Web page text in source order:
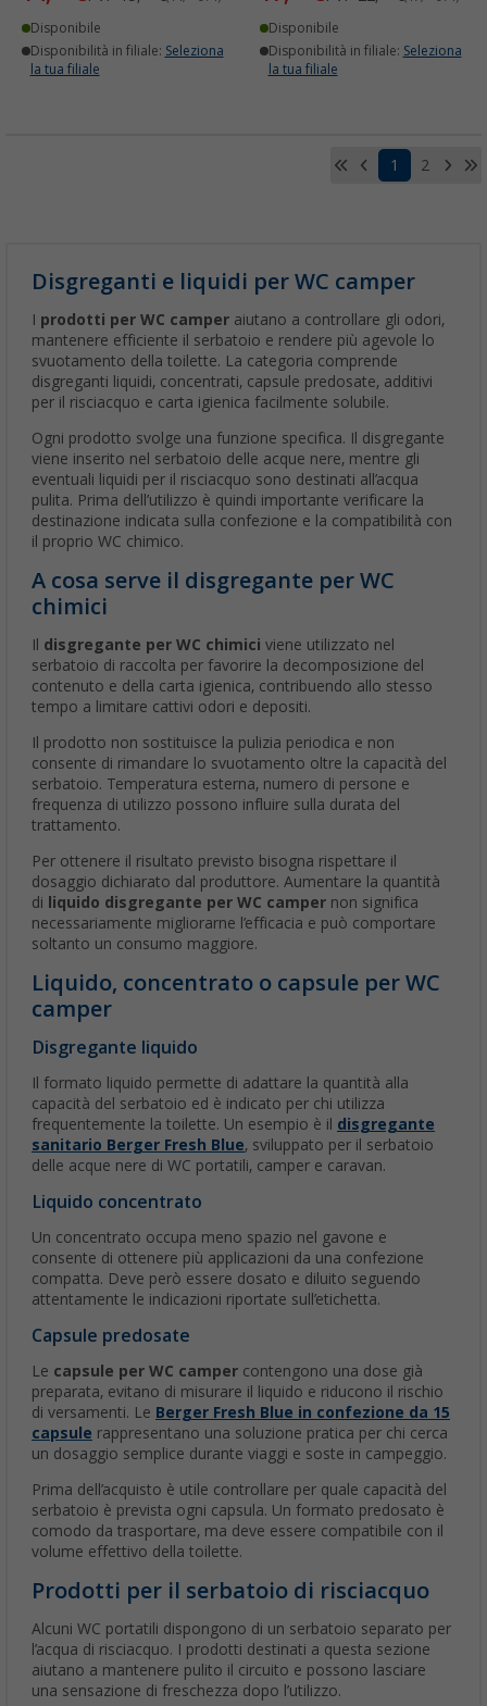
Disponibile
Disponibilità in filiale: Seleziona
la tua filiale
Disponibile
Disponibilità in filiale: Seleziona
la tua filiale
1 2
Disgreganti e liquidi per WC camper
I prodotti per WC camper aiutano a controllare gli odori,
mantenere efficiente il serbatoio e rendere più agevole lo
svuotamento della toilette. La categoria comprende
disgreganti liquidi, concentrati, capsule predosate, additivi
per il risciacquo e carta igienica facilmente solubile.
Ogni prodotto svolge una funzione specifica. Il disgregante
viene inserito nel serbatoio delle acque nere, mentre gli
eventuali liquidi per il risciacquo sono destinati all’acqua
pulita. Prima dell’utilizzo è quindi importante verificare la
destinazione indicata sulla confezione e la compatibilità con
il proprio WC chimico.
A cosa serve il disgregante per WC
chimici
Il disgregante per WC chimici viene utilizzato nel
serbatoio di raccolta per favorire la decomposizione del
contenuto e della carta igienica, contribuendo allo stesso
tempo a limitare cattivi odori e depositi.
Il prodotto non sostituisce la pulizia periodica e non
consente di rimandare lo svuotamento oltre la capacità del
serbatoio. Temperatura esterna, numero di persone e
frequenza di utilizzo possono influire sulla durata del
trattamento.
Per ottenere il risultato previsto bisogna rispettare il
dosaggio dichiarato dal produttore. Aumentare la quantità
di
liquido disgregante per WC camper non significa
necessariamente migliorarne l’efficacia e può comportare
soltanto un consumo maggiore.
Liquido, concentrato o capsule per WC
camper
Disgregante liquido
Il formato liquido permette di adattare la quantità alla
capacità del serbatoio ed è indicato per chi utilizza
frequentemente la toilette. Un esempio è il disgregante
sanitario Berger Fresh Blue, sviluppato per il serbatoio
delle acque nere di WC portatili, camper e caravan.
Liquido concentrato
Un concentrato occupa meno spazio nel gavone e
consente di ottenere più applicazioni da una confezione
compatta. Deve però essere dosato e diluito seguendo
attentamente le indicazioni riportate sull’etichetta.
Capsule predosate
Le capsule per WC camper contengono una dose già
preparata, evitano di misurare il liquido e riducono il rischio
di versamenti. Le Berger Fresh Blue in confezione da 15
capsule rappresentano una soluzione pratica per chi cerca
un dosaggio semplice durante viaggi e soste in campeggio.
Prima dell’acquisto è utile controllare per quale capacità del
serbatoio è prevista ogni capsula. Un formato predosato è
comodo da trasportare, ma deve essere compatibile con il
volume effettivo della toilette.
Prodotti per il serbatoio di risciacquo
Alcuni WC portatili dispongono di un serbatoio separato per
l’acqua di risciacquo. I prodotti destinati a questa sezione
aiutano a mantenere pulito il circuito e possono lasciare
una sensazione di freschezza dopo l’utilizzo.